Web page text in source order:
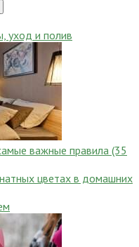
уход и полив
важные правила (35
цветах в домашних